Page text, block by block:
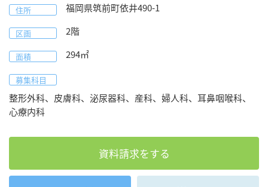
住所 福岡県筑前町依井490-1
区画 2階
面積 294㎡
募集科目
整形外科、皮膚科、泌尿器科、産科、婦人科、耳鼻咽喉科、
心療内科
資料請求をする